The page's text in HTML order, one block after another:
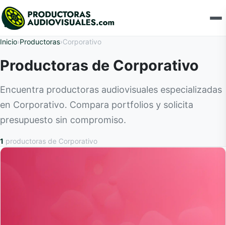
Inicio›Productoras›Corporativo
Productoras de Corporativo
Encuentra productoras audiovisuales especializadas
en Corporativo. Compara portfolios y solicita
presupuesto sin compromiso.
1 productoras de Corporativo